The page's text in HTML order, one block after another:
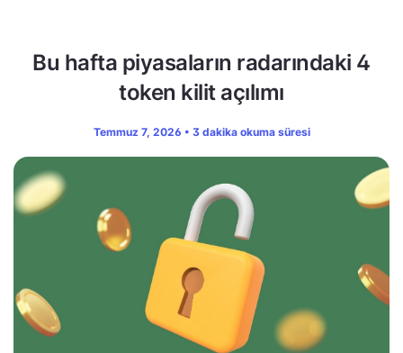
Bu hafta piyasaların radarındaki 4
token kilit açılımı
Temmuz 7, 2026 • 3 dakika okuma süresi